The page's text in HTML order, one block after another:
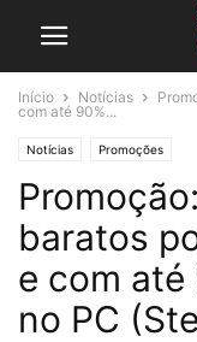
Início Notícias
com até 90%...
Notícias Promoções
baratos
e com
no PC